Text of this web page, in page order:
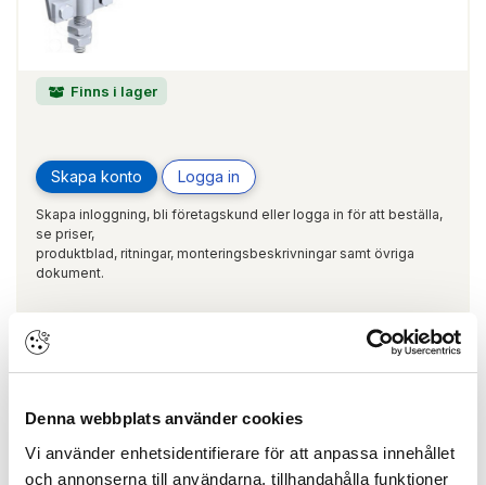
Denna webbplats använder cookies
Vi använder enhetsidentifierare för att anpassa innehållet
och annonserna till användarna, tillhandahålla funktioner
Finns i lager
Skapa konto Logga in
Skapa inloggning, bli företagskund eller logga in för att beställa,
se priser,
produktblad, ritningar, monteringsbeskrivningar samt övriga
dokument.
75kg